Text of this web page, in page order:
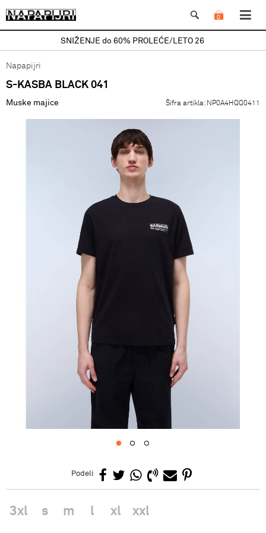
0
SNIŽENJE do 60% PROLEĆE/LETO 26
Napapijri
S-KASBA BLACK 041
Muske majice Šifra artikla: NP0A4HQQ0411
Podeli
3xl s m l xl xxl